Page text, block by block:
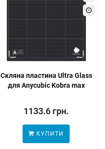
Скляна пластина Ultra Glass
для Anycubic Kobra max
1133.6 грн.
КУПИТИ